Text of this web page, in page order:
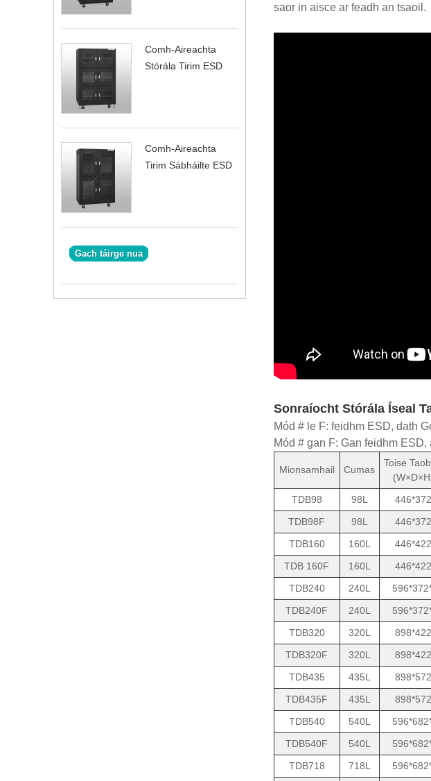
Comh-Aireachta
Stórála Tirim ESD
Comh-Aireachta
Tirim Sábháilte ESD
Gach táirge nua
saor in aisce ar feadh an tsaoil.
Sonraíocht Stórála Íseal
Mód # le F: feidhm ESD, dath
Mód # gan F: Gan feidhm ESD,
Mionsamhail Cumas
Toise
TDB98 98L
TDB98F
98L
TDB160
160L
TDB 160F
160L
TDB240
240L
TDB240F
240L
TDB320
320L
TDB320F
320L
TDB435
435L
TDB435F
435L
TDB540
540L
TDB540F
540L
TDB718
718L